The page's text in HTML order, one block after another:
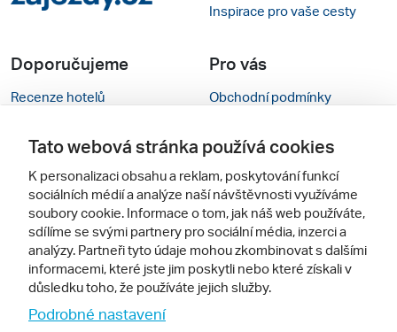
Inspirace pro vaše cesty
Doporučujeme
Recenze hotelů
Zájazdy.sk
Pro vás
Obchodní podmínky
Mobilní verze webu
Sledujte nás
Tato webová stránka používá cookies
K personalizaci obsahu a reklam, poskytování funkcí
sociálních médií a analýze naší návštěvnosti využíváme
soubory cookie. Informace o tom, jak náš web používáte,
sdílíme se svými partnery pro sociální média, inzerci a
analýzy. Partneři tyto údaje mohou zkombinovat s dalšími
informacemi, které jste jim poskytli nebo které získali v
důsledku toho, že používáte jejich služby.
Podrobné nastavení